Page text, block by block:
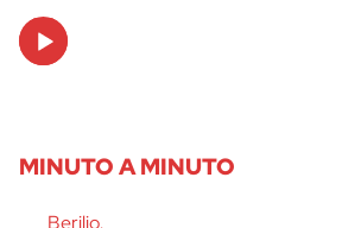
Audio
Player
MINUTO A MINUTO
Berilio.